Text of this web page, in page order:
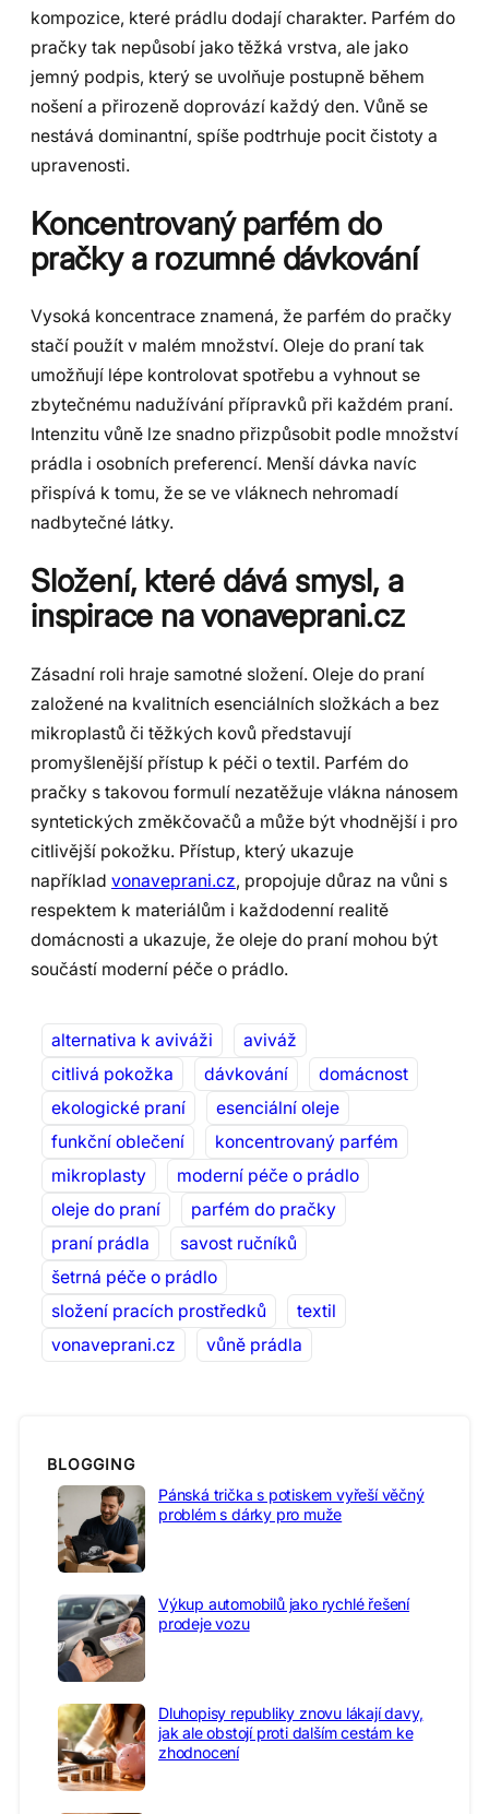
kompozice, které prádlu dodají charakter. Parfém do
pračky tak nepůsobí jako těžká vrstva, ale jako
jemný podpis, který se uvolňuje postupně během
nošení a přirozeně doprovází každý den. Vůně se
nestává dominantní, spíše podtrhuje pocit čistoty a
upravenosti.
Koncentrovaný parfém do
pračky a rozumné dávkování
Vysoká koncentrace znamená, že parfém do pračky
stačí použít v malém množství. Oleje do praní tak
umožňují lépe kontrolovat spotřebu a vyhnout se
zbytečnému nadužívání přípravků při každém praní.
Intenzitu vůně lze snadno přizpůsobit podle množství
prádla i osobních preferencí. Menší dávka navíc
přispívá k tomu, že se ve vláknech nehromadí
nadbytečné látky.
Složení, které dává smysl, a
inspirace na vonaveprani.cz
Zásadní roli hraje samotné složení. Oleje do praní
založené na kvalitních esenciálních složkách a bez
mikroplastů či těžkých kovů představují
promyšlenější přístup k péči o textil. Parfém do
pračky s takovou formulí nezatěžuje vlákna nánosem
syntetických změkčovačů a může být vhodnější i pro
citlivější pokožku. Přístup, který ukazuje
například vonaveprani.cz, propojuje důraz na vůni s
respektem k materiálům i každodenní realitě
domácnosti a ukazuje, že oleje do praní mohou být
součástí moderní péče o prádlo.
alternativa k aviváži
aviváž
citlivá pokožka
dávkování
domácnost
ekologické praní
esenciální oleje
funkční oblečení
koncentrovaný parfém
mikroplasty
moderní péče o prádlo
oleje do praní
parfém do pračky
praní prádla
savost ručníků
šetrná péče o prádlo
složení pracích prostředků
textil
vonaveprani.cz
vůně prádla
BLOGGING
Pánská trička s potiskem vyřeší věčný
problém s dárky pro muže
Výkup automobilů jako rychlé řešení
prodeje vozu
Dluhopisy republiky znovu lákají davy,
jak ale obstojí proti dalším cestám ke
zhodnocení